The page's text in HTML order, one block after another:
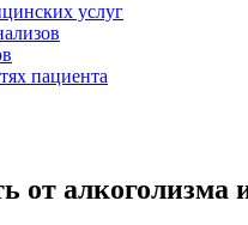
услуг
пациента
от алкоголизма